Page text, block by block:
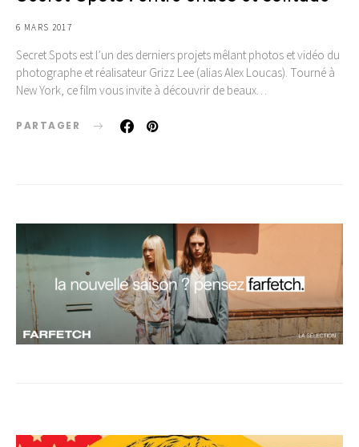
6 MARS 2017
Secret Spots est l’un des derniers projets mêlant photos et vidéo du
photographe et réalisateur Grizz Lee (alias Alex Loucas). Tourné à
New York, ce film vous invite à découvrir de beaux…
PARTAGER